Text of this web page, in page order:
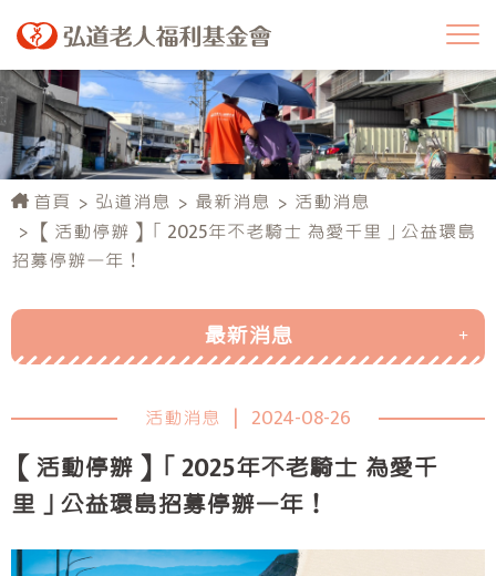
首頁 弘道消息 最新消息
活動消息
【活動停辦】「2025年不老騎士 為愛千里」公益環島
招募停辦一年！
最新消息
弘道榮耀
活動消息 2024-08-26
【活動停辦】「2025年不老騎士 為愛千
里」公益環島招募停辦一年！